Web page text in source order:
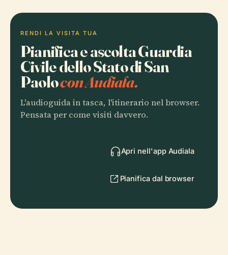
RENDI LA VISITA TUA
Pianifica e ascolta Guardia
Civile dello Stato di San
Paolocon Audiala.
L'audioguida in tasca, l'itinerario nel browser.
Pensata per come visiti davvero.
Apri nell'app Audiala
Pianifica dal browser